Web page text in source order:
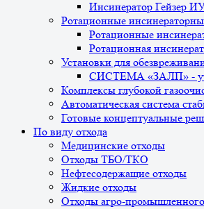
Инсинератор Гейзер
Ротационные
Ротационные
Ротационная
Установки для
СИСТЕМА «ЗАЛП» -
Комплексы глубокой
Автоматическая система
Готовые концептуальные
По виду отхода
Медицинские отходы
Отходы ТБО/ТКО
Нефтесодержащие отходы
Жидкие отходы
Отходы агро-